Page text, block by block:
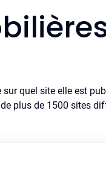
quel site elle est
plus de 1500 sites